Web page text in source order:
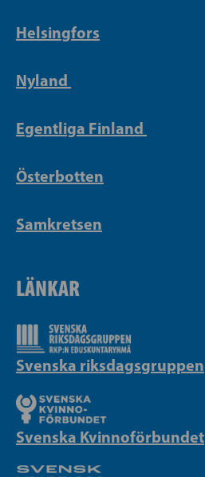
Helsingfors
Nyland
Egentliga Finland
Österbotten
Samkretsen
LÄNKAR
Svenska riksdagsgruppen
Svenska Kvinnoförbundet